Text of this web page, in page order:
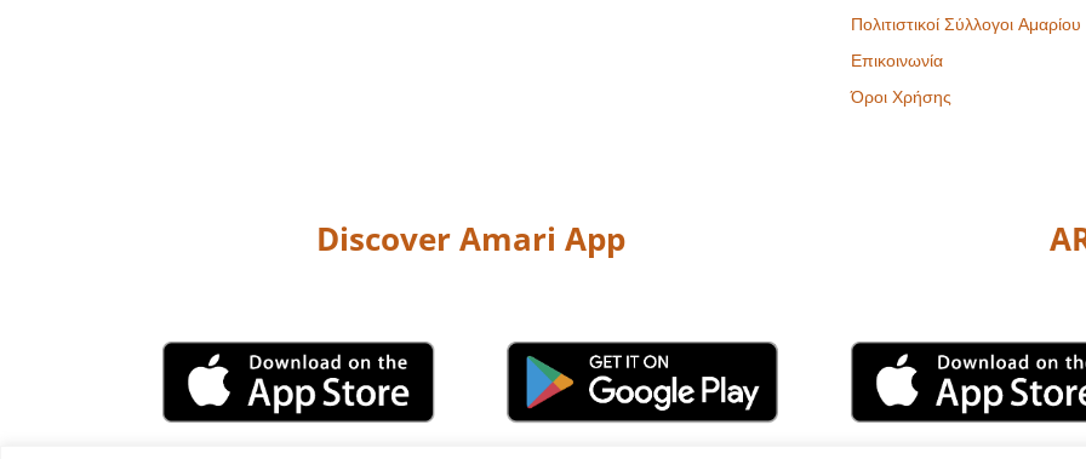
Πολιτιστικοί Σύλλογοι Αμαρίου
Επικοινωνία
Όροι Χρήσης
Discover Amari App